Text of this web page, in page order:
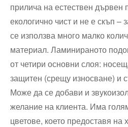
прилича на естествен дървен
екологично чист и не е скъп –
се използва много малко
материал. Ламинираното
от четири основни слоя:
защитен (срещу износване) и
Може да се добави и
желание на клиента. Има
цветове, което предоставя на